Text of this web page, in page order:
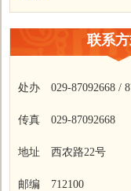
联系
处办 029-87092668 /
传真 029-87092668
地址 西农路22号
邮编 712100